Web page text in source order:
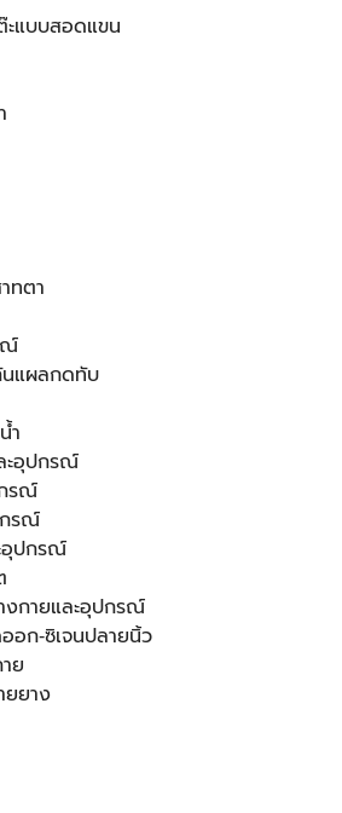
ะแบบสอดแขน
ทตา
ณ์
แผลกดทับ
ำ
ะอุปกรณ์
รณ์
กรณ์
อุปกรณ์
งกายและอุปกรณ์
ออก-ซิเจนปลายนิ้ว
ย
ยยาง